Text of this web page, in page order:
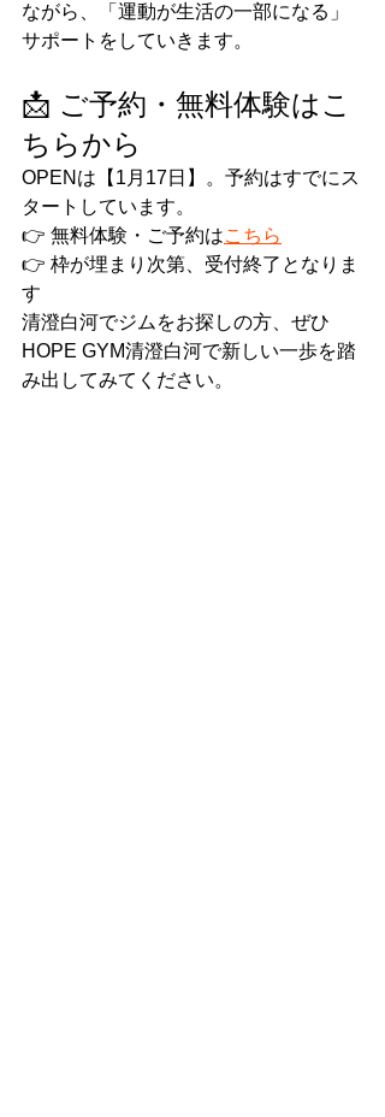
ながら、「運動が生活の一部になる」
サポートをしていきます。
📩 ご予約・無料体験はこ
ちらから
OPENは【1月17日】。予約はすでにス
タートしています。
👉 無料体験・ご予約はこちら
👉 枠が埋まり次第、受付終了となりま
す
清澄白河でジムをお探しの方、ぜひ
HOPE GYM清澄白河で新しい一歩を踏
み出してみてください。